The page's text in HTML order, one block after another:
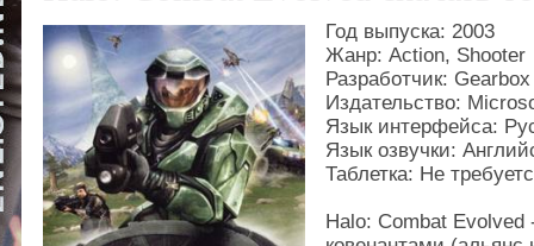
Год выпуска: 2003
Жанр: Action, Shooter
Разработчик:
Издательство:
Язык интерфейса:
Язык озвучки:
Таблетка: Не
Halo: Combat